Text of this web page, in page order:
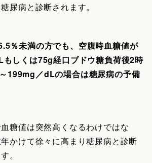
尿病と診断されます。
％未満の方でも、空腹時血糖値が
しくは75g経口ブドウ糖負荷後2時
199mg／dLの場合は糖尿病の予備
糖値は突然高くなるわけではな
かけて徐々に高まり糖尿病と診断
。